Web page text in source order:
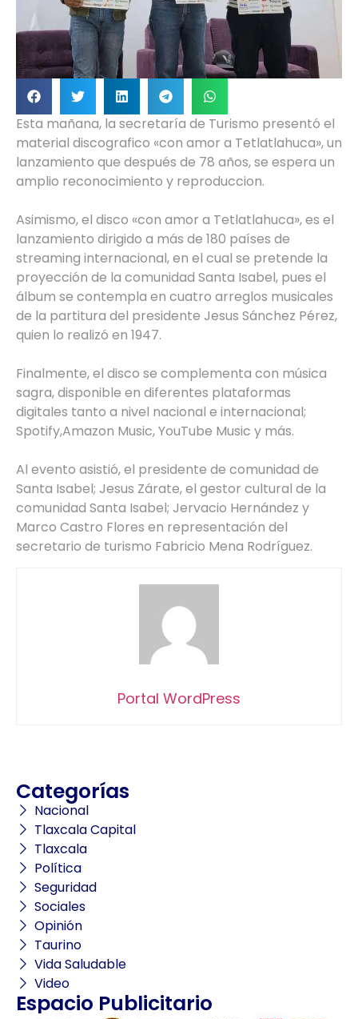
Esta mañana, la secretaría de Turismo presentó el
material discografico «con amor a Tetlatlahuca», un
lanzamiento que después de 78 años, se espera un
amplio reconocimiento y reproduccion.
Asimismo, el disco «con amor a Tetlatlahuca», es el
lanzamiento dirigido a más de 180 países de
streaming internacional, en el cual se pretende la
proyección de la comunidad Santa Isabel, pues el
álbum se contempla en cuatro arreglos musicales
de la partitura del presidente Jesus Sánchez Pérez,
quien lo realizó en 1947.
Finalmente, el disco se complementa con música
sagra, disponible en diferentes plataformas
digitales tanto a nivel nacional e internacional;
Spotify,Amazon Music, YouTube Music y más.
Al evento asistió, el presidente de comunidad de
Santa Isabel; Jesus Zárate, el gestor cultural de la
comunidad Santa Isabel; Jervacio Hernández y
Marco Castro Flores en representación del
secretario de turismo Fabricio Mena Rodríguez.
Portal WordPress
Categorías
Nacional
Tlaxcala Capital
Tlaxcala
Política
Seguridad
Sociales
Opinión
Taurino
Vida Saludable
Video
Espacio Publicitario